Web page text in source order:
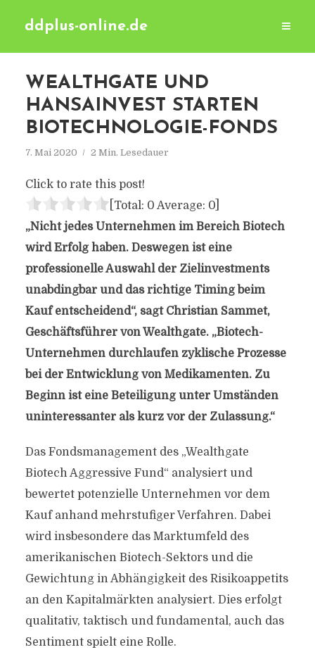
ddplus-online.de
WEALTHGATE UND
HANSAINVEST STARTEN
BIOTECHNOLOGIE-FONDS
7. Mai 2020 2 Min. Lesedauer
Click to rate this post!
[Total: 0 Average: 0]
„Nicht jedes Unternehmen im Bereich Biotech
wird Erfolg haben. Deswegen ist eine
professionelle Auswahl der Zielinvestments
unabdingbar und das richtige Timing beim
Kauf entscheidend“, sagt Christian Sammet,
Geschäftsführer von Wealthgate. „Biotech-
Unternehmen durchlaufen zyklische Prozesse
bei der Entwicklung von Medikamenten. Zu
Beginn ist eine Beteiligung unter Umständen
uninteressanter als kurz vor der Zulassung.“
Das Fondsmanagement des „Wealthgate
Biotech Aggressive Fund“ analysiert und
bewertet potenzielle Unternehmen vor dem
Kauf anhand mehrstufiger Verfahren. Dabei
wird insbesondere das Marktumfeld des
amerikanischen Biotech-Sektors und die
Gewichtung in Abhängigkeit des Risikoappetits
an den Kapitalmärkten analysiert. Dies erfolgt
qualitativ, taktisch und fundamental, auch das
Sentiment spielt eine Rolle.